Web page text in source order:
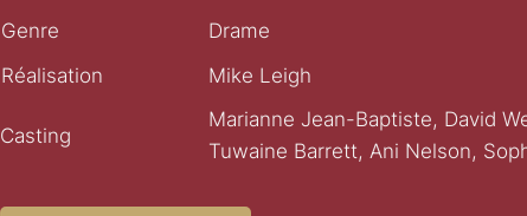
Genre
Drame
Réalisation
Mike Leigh
Casting
Marianne Jean-Baptiste, David
Tuwaine Barrett, Ani Nelson,